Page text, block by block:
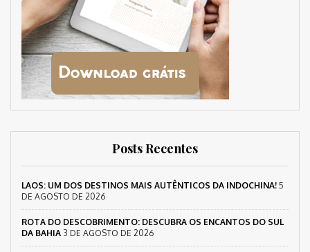
Posts Recentes
LAOS: UM DOS DESTINOS MAIS AUTÊNTICOS DA INDOCHINA! 5
DE AGOSTO DE 2026
ROTA DO DESCOBRIMENTO: DESCUBRA OS ENCANTOS DO SUL
DA BAHIA 3 DE AGOSTO DE 2026